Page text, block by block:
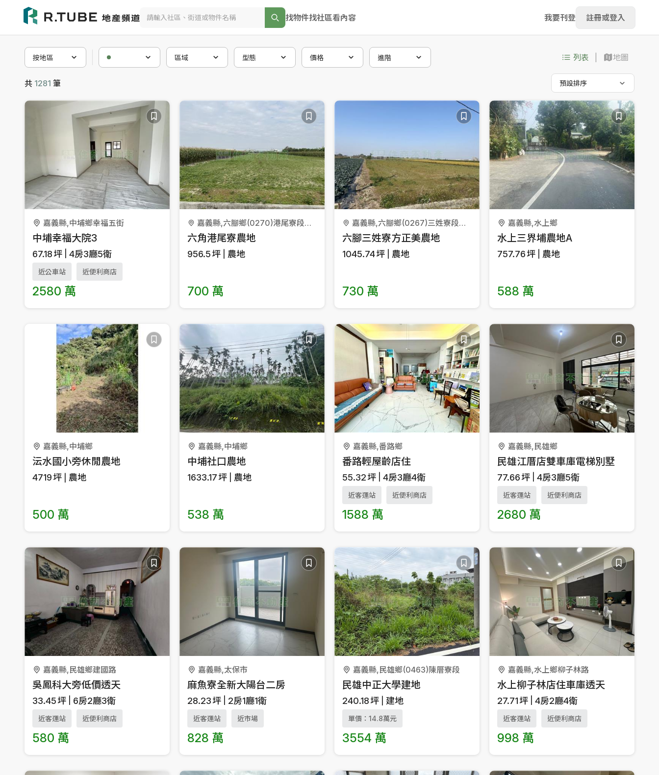
找物件找社區看內容 我要刊登 註冊或登入
按地區 區域 型態 價格 進階 列表 地圖
共 1281 筆 預設排序
嘉義縣,中埔鄉幸福五街
中埔幸福大院3
67.18坪 4房3廳5衛
近公車站 近便利商店
2580 萬
嘉義縣,六腳鄉(0270)港尾寮段豐美小段
六角港尾寮農地
956.5坪 農地
700 萬
嘉義縣,六腳鄉(0267)三姓寮段三義小段
六腳三姓寮方正美農地
1045.74坪 農地
730 萬
嘉義縣,水上鄉
水上三界埔農地A
757.76坪 農地
588 萬
嘉義縣,中埔鄉
沄水國小旁休閒農地
4719坪 農地
500 萬
嘉義縣,中埔鄉
中埔社口農地
1633.17坪 農地
538 萬
嘉義縣,番路鄉
番路輕屋齡店住
55.32坪 4房3廳4衛
近客運站 近便利商店
1588 萬
嘉義縣,民雄鄉
民雄江厝店雙車庫電梯別墅
77.66坪 4房3廳5衛
近客運站 近便利商店
2680 萬
嘉義縣,民雄鄉建國路
吳鳳科大旁低價透天
33.45坪 6房2廳3衛
近客運站 近便利商店
580 萬
嘉義縣,太保市
麻魚寮全新大陽台二房
28.23坪 2房1廳1衛
近客運站 近市場
828 萬
嘉義縣,民雄鄉(0463)陳厝寮段
民雄中正大學建地
240.18坪 建地
單價：14.8萬元
3554 萬
嘉義縣,水上鄉柳子林路
水上柳子林店住車庫透天
27.71坪 4房2廳4衛
近客運站 近便利商店
998 萬